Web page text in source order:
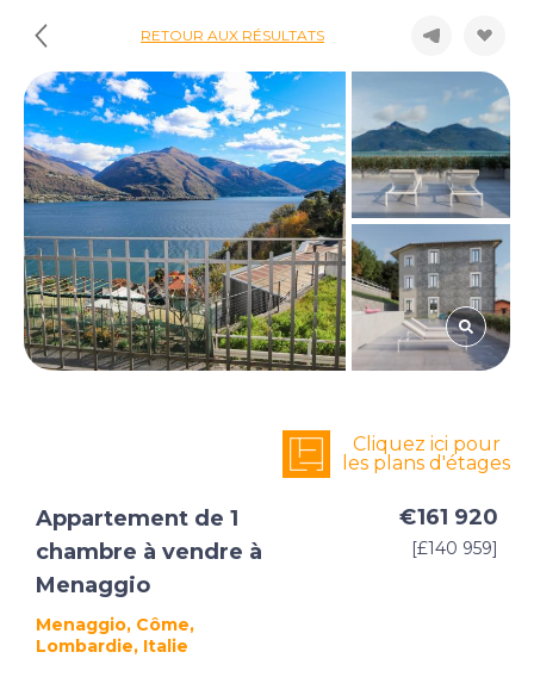
RETOUR AUX RÉSULTATS
Cliquez ici pour
les plans d'étages
Appartement de 1
chambre à vendre à
Menaggio
Menaggio, Côme,
Lombardie, Italie
€161 920
[£140 959]